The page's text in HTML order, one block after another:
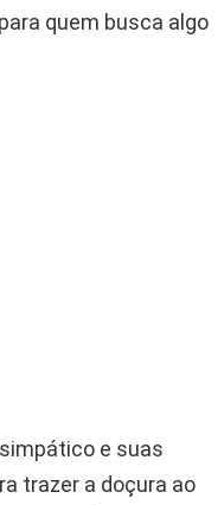
quem busca algo
e suas
trazer a doçura ao